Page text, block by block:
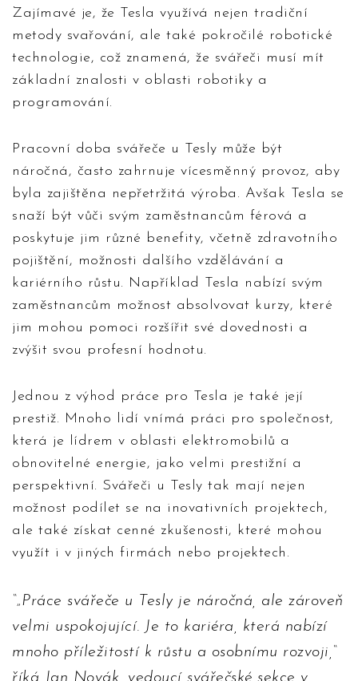
Zajímavé je, že Tesla využívá nejen tradiční
metody svařování, ale také pokročilé robotické
technologie, což znamená, že svářeči musí mít
základní znalosti v oblasti robotiky a
programování.
Pracovní doba svářeče u Tesly může být
náročná, často zahrnuje vícesměnný provoz, aby
byla zajištěna nepřetržitá výroba. Avšak Tesla se
snaží být vůči svým zaměstnancům férová a
poskytuje jim různé benefity, včetně zdravotního
pojištění, možnosti dalšího vzdělávání a
kariérního růstu. Například Tesla nabízí svým
zaměstnancům možnost absolvovat kurzy, které
jim mohou pomoci rozšířit své dovednosti a
zvýšit svou profesní hodnotu.
Jednou z výhod práce pro Tesla je také její
prestiž. Mnoho lidí vnímá práci pro společnost,
která je lídrem v oblasti elektromobilů a
obnovitelné energie, jako velmi prestižní a
perspektivní. Svářeči u Tesly tak mají nejen
možnost podílet se na inovativních projektech,
ale také získat cenné zkušenosti, které mohou
využít i v jiných firmách nebo projektech.
„Práce svářeče u Tesly je náročná, ale zároveň
velmi uspokojující. Je to kariéra, která nabízí
mnoho příležitostí k růstu a osobnímu rozvoji,“